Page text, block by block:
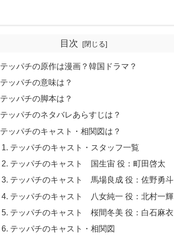
目次
テッパチの原作は漫画？韓国ドラマ？
テッパチの意味は？
テッパチの脚本は？
テッパチのネタバレあらすじは？
テッパチのキャスト・相関図は？
テッパチのキャスト・スタッフ一覧
テッパチのキャスト 国生宙 役：町田啓太
テッパチのキャスト 馬場良成 役：佐野勇斗
テッパチのキャスト 八女純一 役：北村一輝
テッパチのキャスト 桜間冬美 役：白石麻衣
テッパチのキャスト・相関図